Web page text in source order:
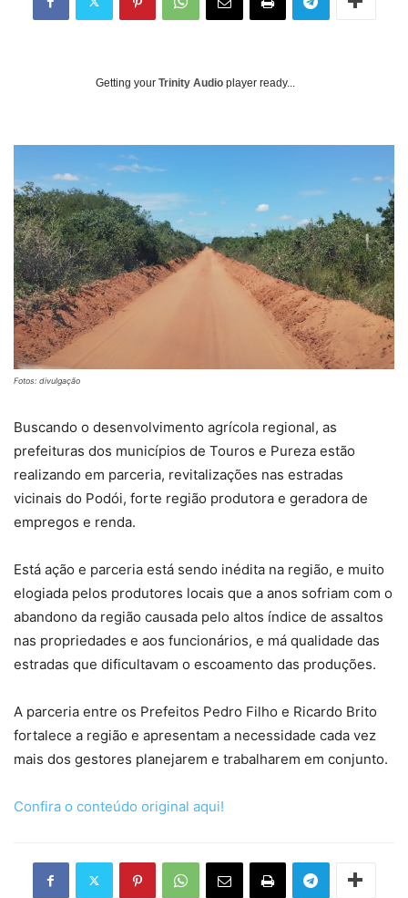
Getting your Trinity Audio player ready...
Fotos: divulgação
Buscando o desenvolvimento agrícola regional, as
prefeituras dos municípios de Touros e Pureza estão
realizando em parceria, revitalizações nas estradas
vicinais do Podói, forte região produtora e geradora de
empregos e renda.
Está ação e parceria está sendo inédita na região, e muito
elogiada pelos produtores locais que a anos sofriam com o
abandono da região causada pelo altos índice de assaltos
nas propriedades e aos funcionários, e má qualidade das
estradas que dificultavam o escoamento das produções.
A parceria entre os Prefeitos Pedro Filho e Ricardo Brito
fortalece a região e apresentam a necessidade cada vez
mais dos gestores planejarem e trabalharem em conjunto.
Confira o conteúdo original aqui!